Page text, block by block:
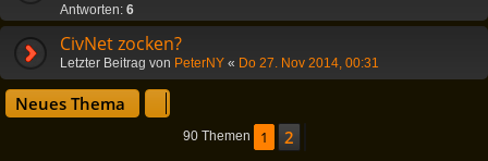
Antworten: 6
CivNet zocken?
Letzter Beitrag von PeterNY « Do 27. Nov 2014, 00:31
Neues Thema
90 Themen 1 2